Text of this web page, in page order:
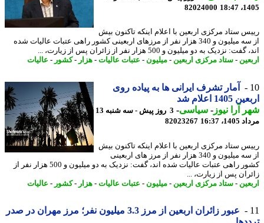
82024000
ستاد مرکزی اربعین با اعلام اینکه تاکنون بیش
از سه میلیون و 340 هزار نفر از مرزهای اربعینی کشور راهی عتبات عالیات شده
نزدیک به دو میلیون و 500 هزار نفر از زائران پس از زیارت، ...
-ستاد مرکزی اربعین -میلیون-عتبات عالیات-هزار - کشور-عالیات
آمار تشرف ایرانی ها به پیاده روی
اعلام شد
آرا نیوز-سیاسی-
3 روز پیش - سه شنبه 13
16:37
82023267
ستاد مرکزی اربعین با اعلام اینکه تاکنون بیش
از سه میلیون و 340 هزار نفر از مرز های اربعینی
کشور راهی عتبات عالیات شده اند، گفت: نزدیک به دو میلیون و 500 هزار نفر از
پس از زیارت، ...
-ستاد مرکزی اربعین -میلیون-عتبات عالیات-هزار - کشور-عالیات
عبور زائران اربعین از مرز 3.3 میلیون نفر؛ مرز مهران در صدر